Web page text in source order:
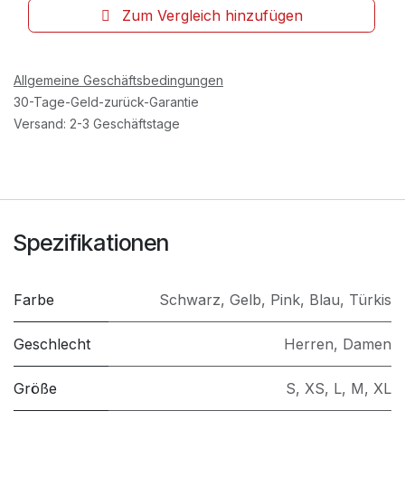
Zum Vergleich hinzufügen
Allgemeine Geschäftsbedingungen
30-Tage-Geld-zurück-Garantie
Versand: 2-3 Geschäftstage
Spezifikationen
Farbe Schwarz, Gelb, Pink, Blau, Türkis
Geschlecht Herren, Damen
Größe S, XS, L, M, XL